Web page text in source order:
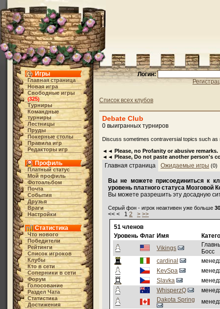
Игры
Главная страница
Новая игра
Свободные игры
(325)
Турниры
Командные
турниры
Лестницы
Пруды
Покерные столы
Правила игр
Редакторы игр
Профиль
Платный статус
Мой профиль
Фотоальбом
Почта
События
Друзья
Враги
Настройки
Статистика
Что нового
Победители
Рейтинги
Список игроков
Клубы
Кто в cети
Соперники в сети
Форум
Голосование
Раздел Чата
Статистика
Достижения
Логин:
Список всех клубов
Debate Club
0 выигранных турниров
Discuss sometimes contraversial topics such as
◄◄ Please, no Profanity or abusive
◄◄ Please, Do not paste another person's
Главная страница Ожидаемые игры (0)
Вы не можете присоединиться к
уровень платного статуса Мозговой
Вы можете разрешить эту досадную
Серый фон - игрок неактивен уже больше
<< < 1 2 > >>
51 членов
Уровень Флаг Имя
Vikings
Босс
cardinal
KevSpa
Slavka
WhisperzQ
Dakota Spring